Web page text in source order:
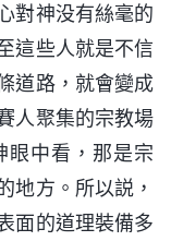
對神没有絲毫的
這些人就是不信
道路，就會變成
人聚集的宗教場
眼中看，那是宗
地方。所以説，
面的道理裝備多